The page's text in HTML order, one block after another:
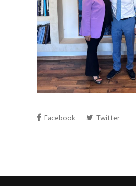
Facebook Twitter